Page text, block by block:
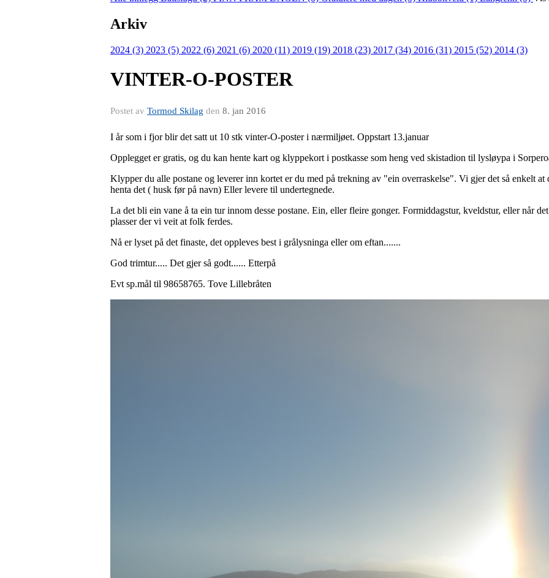
Arkiv
2024 (3) 2023 (5) 2022 (6) 2021 (6) 2020 (11) 2019 (19) 2018 (23) 2017 (34) 2016 (31) 2015 (52) 2014 (3)
VINTER-O-POSTER
Postet av Tormod Skilag den 8. jan 2016
I år som i fjor blir det satt ut 10 stk vinter-O-poster i nærmiljøet. Oppstart 13.januar
Opplegget er gratis, og du kan hente kart og klyppekort i postkasse som heng ved skistadion til lysløypa i
Klypper du alle postane og leverer inn kortet er du med på trekning av "ein overraskelse". Vi gjer det så enkelt
henta det ( husk før på navn) Eller levere til undertegnede.
La det bli ein vane å ta ein tur innom desse postane. Ein, eller fleire gonger. Formiddagstur, kveldstur, eller når
plasser der vi veit at folk ferdes.
Nå er lyset på det finaste, det oppleves best i grålysninga eller om eftan.......
God trimtur..... Det gjer så godt...... Etterpå
Evt sp.mål til 98658765. Tove Lillebråten